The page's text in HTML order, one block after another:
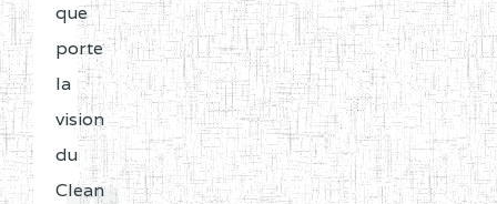
que
porte
la
vision
du
Clean